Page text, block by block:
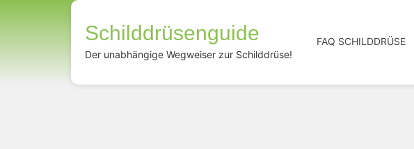
Schilddrüsenguide
Der unabhängige Wegweiser zur Schilddrüse!
FAQ SCHILDDRÜSE